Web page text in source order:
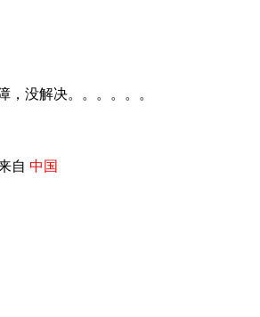
，没解决。。。。。。
自 中国